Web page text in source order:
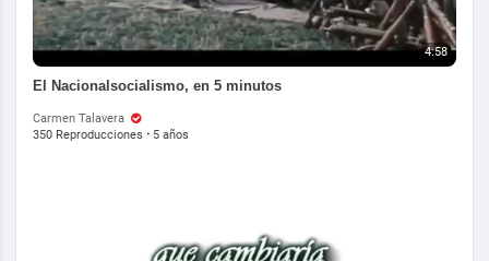
4:58
El Nacionalsocialismo, en 5 minutos
Carmen Talavera
350 Reproducciones · 5 años